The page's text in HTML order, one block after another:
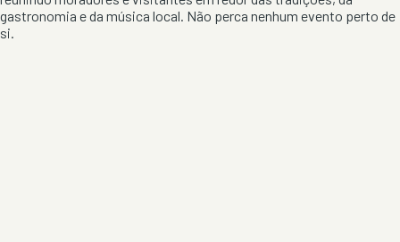
gastronomia e da música local. Não perca nenhum evento perto de
si.